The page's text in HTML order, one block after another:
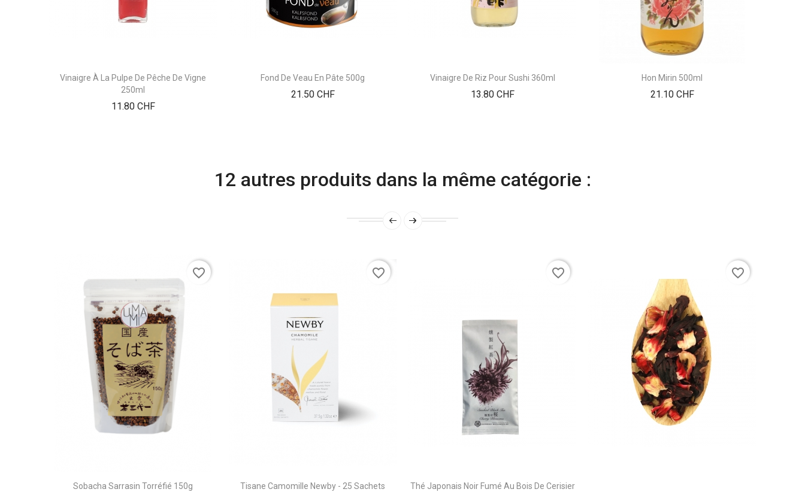
Vinaigre À La Pulpe De Pêche De Vigne
250ml
11.80 CHFPrix
Fond De Veau En Pâte 500g
21.50 CHFPrix
Vinaigre De Riz Pour Sushi 360ml
13.80 CHFPrix
Hon Mirin 500ml
21.10 CHFPrix
12 autres produits dans la même catégorie :
Sobacha Sarrasin Torréfié 150g
favorite_border
Tisane Camomille Newby - 25 Sachets
favorite_border
Thé Japonais Noir Fumé Au Bois De Cerisier
favorite_border favorite_border